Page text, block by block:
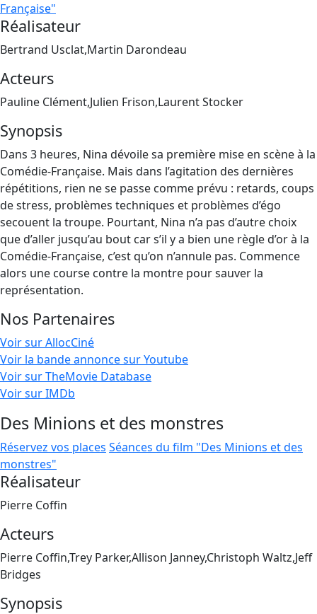
Française"
Réalisateur
Bertrand Usclat,Martin Darondeau
Acteurs
Pauline Clément,Julien Frison,Laurent Stocker
Synopsis
Dans 3 heures, Nina dévoile sa première mise en scène à la
Comédie-Française. Mais dans l’agitation des dernières
répétitions, rien ne se passe comme prévu : retards, coups
de stress, problèmes techniques et problèmes d’égo
secouent la troupe. Pourtant, Nina n’a pas d’autre choix
que d’aller jusqu’au bout car s’il y a bien une règle d’or à la
Comédie-Française, c’est qu’on n’annule pas. Commence
alors une course contre la montre pour sauver la
représentation.
Nos Partenaires
Voir sur AllocCiné
Voir la bande annonce sur Youtube
Voir sur TheMovie Database
Voir sur IMDb
Des Minions et des monstres
Réservez vos places Séances du film "Des Minions et des
monstres"
Réalisateur
Pierre Coffin
Acteurs
Pierre Coffin,Trey Parker,Allison Janney,Christoph Waltz,Jeff
Bridges
Synopsis